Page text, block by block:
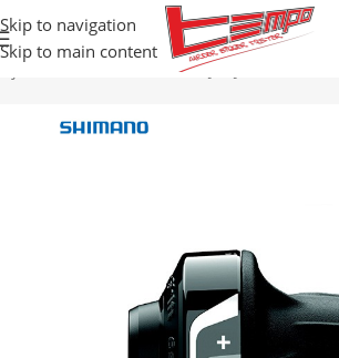
Skip to navigation
Skip to main content
Djelovi za bicikle
RUČICE MJENJAČA/KOČNICA